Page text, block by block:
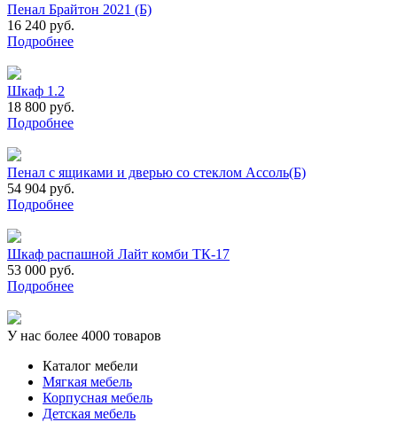
Пенал Брайтон 2021 (Б)
16 240 руб.
Подробнее
Шкаф 1.2
18 800 руб.
Подробнее
Пенал с ящиками и дверью со стеклом Ассоль(Б)
54 904 руб.
Подробнее
Шкаф распашной Лайт комби ТК-17
53 000 руб.
Подробнее
У нас более 4000 товаров
Каталог мебели
Мягкая мебель
Корпусная мебель
Детская мебель